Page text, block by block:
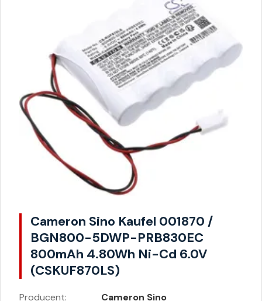
Cameron Sino Kaufel 001870 /
BGN800-5DWP-PRB830EC
800mAh 4.80Wh Ni-Cd 6.0V
(CSKUF870LS)
Producent: Cameron Sino